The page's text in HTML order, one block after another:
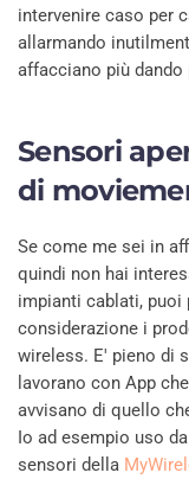
intervenire caso per
allarmando
affacciano più
Sensori
di
Se come me sei in
quindi non hai
impianti cablati, puoi
considerazione i
wireless. E' pieno di
lavorano con App
avvisano di quello
Io ad esempio uso
sensori della